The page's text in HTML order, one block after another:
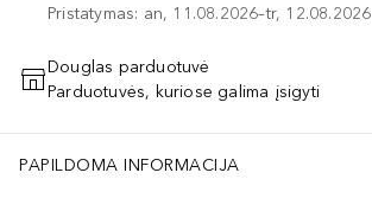
Pristatymas: an, 11.08.2026–tr, 12.08.2026
PRIDĖTI Į KREPŠELĮ
Douglas parduotuvė
Parduotuvės, kuriose galima įsigyti
PAPILDOMA INFORMACIJA